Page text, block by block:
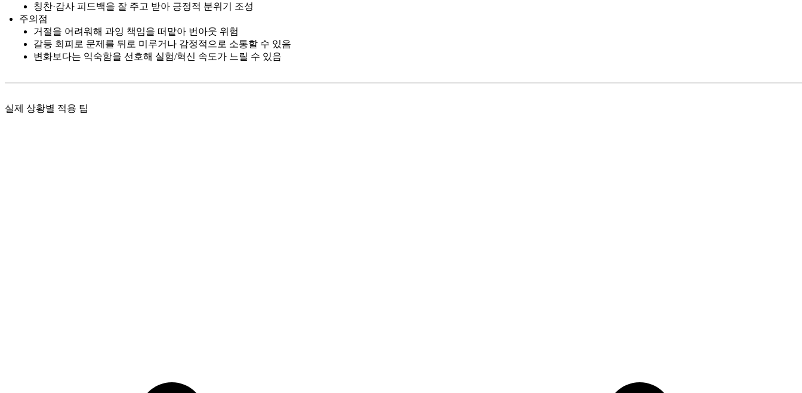
칭찬·감사 피드백을 잘 주고 받아 긍정적 분위기 조성
주의점
거절을 어려워해 과잉 책임을 떠맡아 번아웃 위험
갈등 회피로 문제를 뒤로 미루거나 감정적으로 소통할 수 있음
변화보다는 익숙함을 선호해 실험/혁신 속도가 느릴 수 있음
실제 상황별 적용 팁